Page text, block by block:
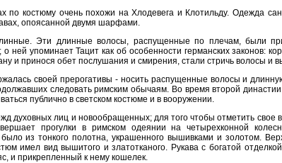
по костюму очень похожи на Хлодевега и Клотильду. Одежда
опоясанной двумя шарфами.
Эти длинные волосы, распущенные по плечам, были
ней упоминает Тацит как об особенности германских законов:
и принося обет послушания и смирения, стали стричь волосы и
своей прерогативы - носить распущенные волосы и
следовать римским обычаям. Во время второй
публично в светском костюме и в вооружении.
духовных лиц и новообращенных; для того чтобы отметить
прогулки в римском одеянии на четырехконной
из тонкого полотна, украшенного вышивками и золотом.
имел вид вышитого и златотканого. Рукава с богатой
и прикрепленный к нему кошелек.